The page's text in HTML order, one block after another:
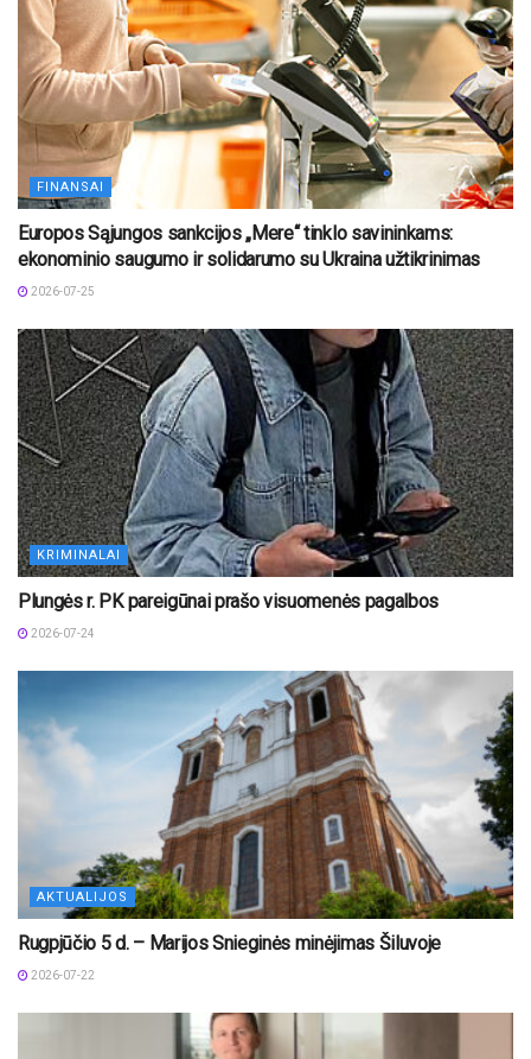
FINANSAI
Europos Sąjungos sankcijos „Mere“ tinklo savininkams:
ekonominio saugumo ir solidarumo su Ukraina užtikrinimas
2026-07-25
KRIMINALAI
Plungės r. PK pareigūnai prašo visuomenės pagalbos
2026-07-24
AKTUALIJOS
Rugpjūčio 5 d. – Marijos Snieginės minėjimas Šiluvoje
2026-07-22